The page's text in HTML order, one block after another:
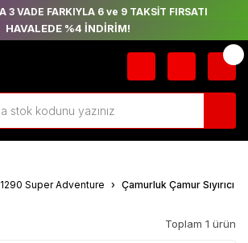
3 VADE FARKIYLA 6 ve 9 TAKSİT FIRSATI
HAVALEDE %4 İNDİRİM!
1290 Super Adventure Çamurluk Çamur Sıyırıcı
Toplam 1 ürün